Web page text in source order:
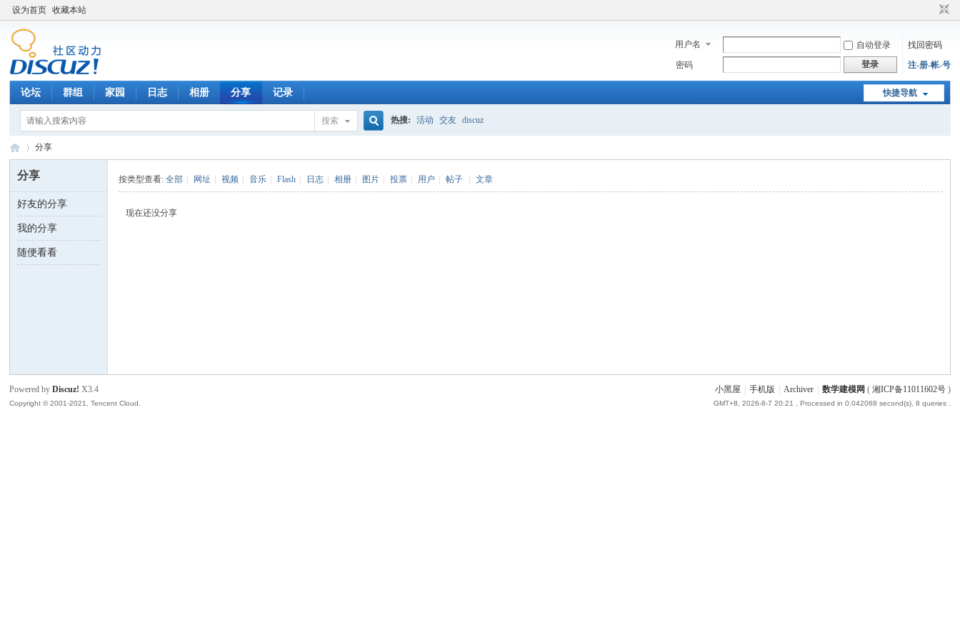
设为首页 收藏本站
用户名 自动登录
找回密码
密码
登录 注-册-帐-号
快捷导航
论坛 群组 家园 日志 相册 分享 记录
搜索 热搜: 活动 交友 discuz
数 ›
分享
分享
好友的分享
我的分享
随便看看
按类型查看:全部 网址 视频 音乐 Flash 日志 相册 图片 投票 用户 帖子 文章
现在还没分享
小黑屋 手机版 Archiver 数学建模网 ( 湘ICP备11011602号)
GMT+8, 2026-8-7 20:21 , Processed in 0.042068 second(s), 8 queries .
Powered byDiscuz! X3.4
Copyright © 2001-2021, Tencent Cloud.